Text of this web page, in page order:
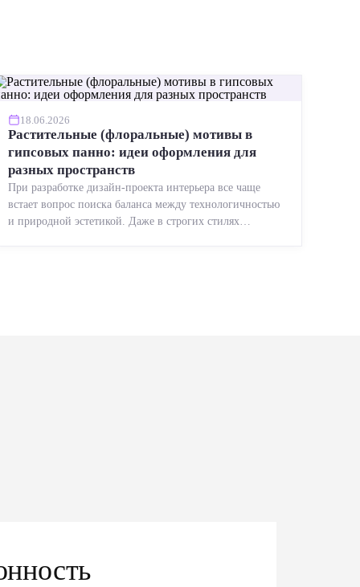
18.06.2026
Растительные (флоральные) мотивы в
гипсовых панно: идеи оформления для
разных пространств
При разработке дизайн-проекта интерьера все чаще
встает вопрос поиска баланса между технологичностью
и природной эстетикой. Даже в строгих стилях